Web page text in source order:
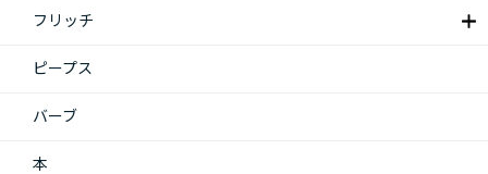
フリッチ
ピープス
バーブ
本